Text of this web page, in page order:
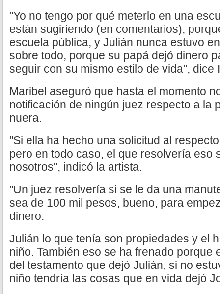
"Yo no tengo por qué meterlo en una
están sugiriendo (en comentarios),
escuela pública, y Julián nunca estuvo
sobre todo, porque su papá dejó dinero
seguir con su mismo estilo de vida", dice
Maribel aseguró que hasta el momento
notificación de ningún juez respecto a la
nuera.
"Si ella ha hecho una solicitud al
pero en todo caso, el que resolvería eso
nosotros", indicó la artista.
"Un juez resolvería si se le da una
sea de 100 mil pesos, bueno, para
dinero.
Julián lo que tenía son propiedades y el
niño. También eso se ha frenado porque
del testamento que dejó Julián, si no
niño tendría las cosas que en vida dejó